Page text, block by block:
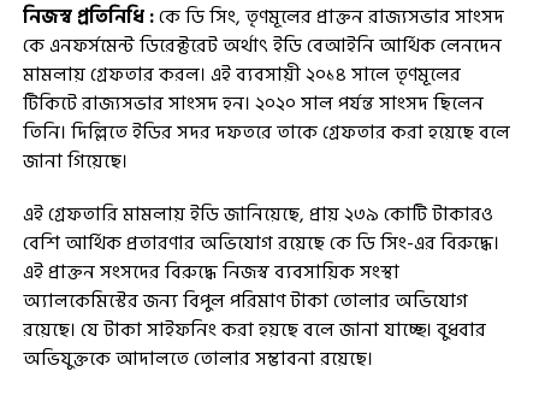
নিজস্ব প্রতিনিধি :কে ডি সিং, তৃণমূলের প্রাক্তন রাজ্যসভার সাংসদ
কে এনফর্সমেন্ট ডিরেক্টরেট অর্থাৎ ইডি বেআইনি আর্থিক লেনদেন
মামলায় গ্রেফতার করল। এই ব্যবসায়ী ২০১৪ সালে তৃণমূলের
টিকিটে রাজ্যসভার সাংসদ হন। ২০২০ সাল পর্যন্ত সাংসদ ছিলেন
তিনি। দিল্লিতে ইডির সদর দফতরে তাকে গ্রেফতার করা হয়েছে বলে
জানা গিয়েছে।
এই গ্রেফতারি মামলায় ইডি জানিয়েছে, প্রায় ২৩৯ কোটি টাকারও
বেশি আর্থিক প্রতারণার অভিযোগ রয়েছে কে ডি সিং-এর বিরুদ্ধে।
এই প্রাক্তন সংসদের বিরুদ্ধে নিজস্ব ব্যবসায়িক সংস্থা
অ্যালকেমিস্টের জন্য বিপুল পরিমাণ টাকা তোলার অভিযোগ
রয়েছে। যে টাকা সাইফনিং করা হয়ছে বলে জানা যাচ্ছে। বুধবার
অভিযুক্তকে আদালতে তোলার সম্ভাবনা রয়েছে।